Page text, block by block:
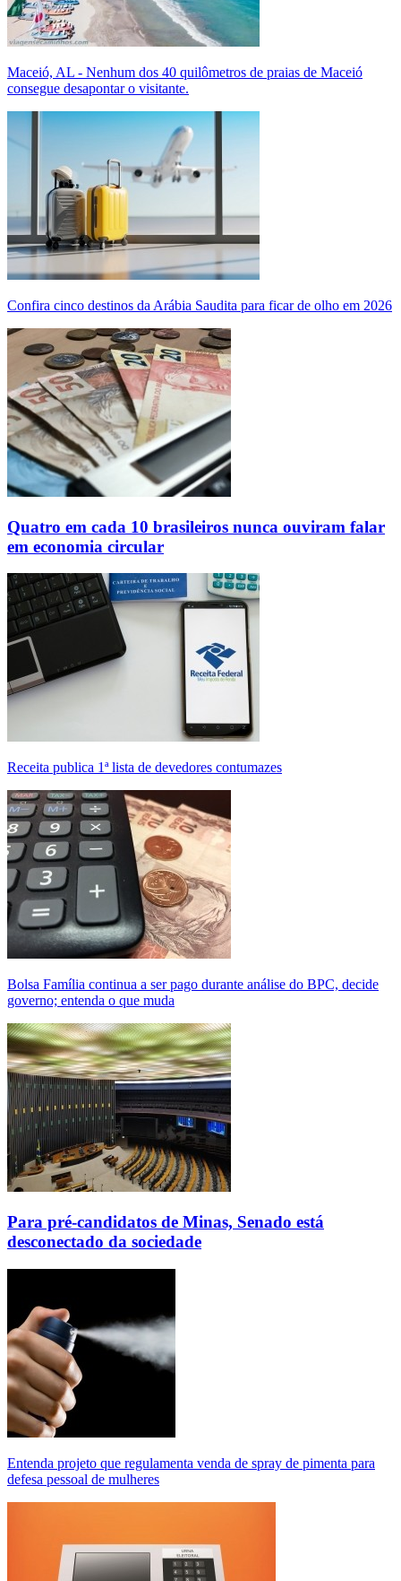
Maceió, AL - Nenhum dos 40 quilômetros de praias de Maceió
consegue desapontar o visitante.
Confira cinco destinos da Arábia Saudita para ficar de olho em 2026
Quatro em cada 10 brasileiros nunca ouviram falar
em economia circular
Receita publica 1ª lista de devedores contumazes
Bolsa Família continua a ser pago durante análise do BPC, decide
governo; entenda o que muda
Para pré-candidatos de Minas, Senado está
desconectado da sociedade
Entenda projeto que regulamenta venda de spray de pimenta para
defesa pessoal de mulheres